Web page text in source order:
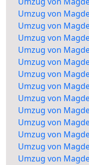
Umzug von
Umzug von
Umzug von
Umzug von
Umzug von
Umzug von
Umzug von
Umzug von
Umzug von
Umzug von
Umzug von
Umzug von
Umzug von